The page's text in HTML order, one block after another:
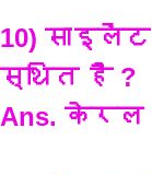
10)
स्थित हैं ?
Ans. केरल